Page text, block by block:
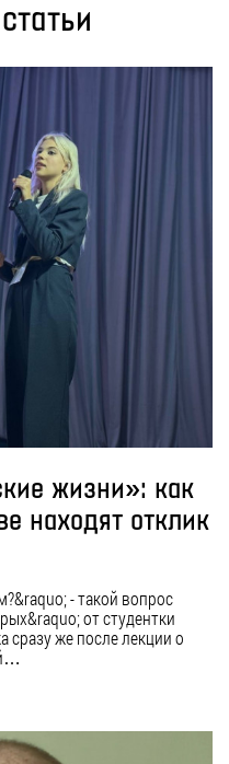
жизни»: как
находят отклик
- такой вопрос
от студентки
сразу же после лекции о